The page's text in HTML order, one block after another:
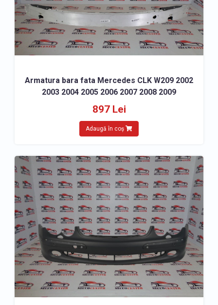
Armatura bara fata Mercedes CLK W209 2002
2003 2004 2005 2006 2007 2008 2009
897 Lei
Adaugă în coș